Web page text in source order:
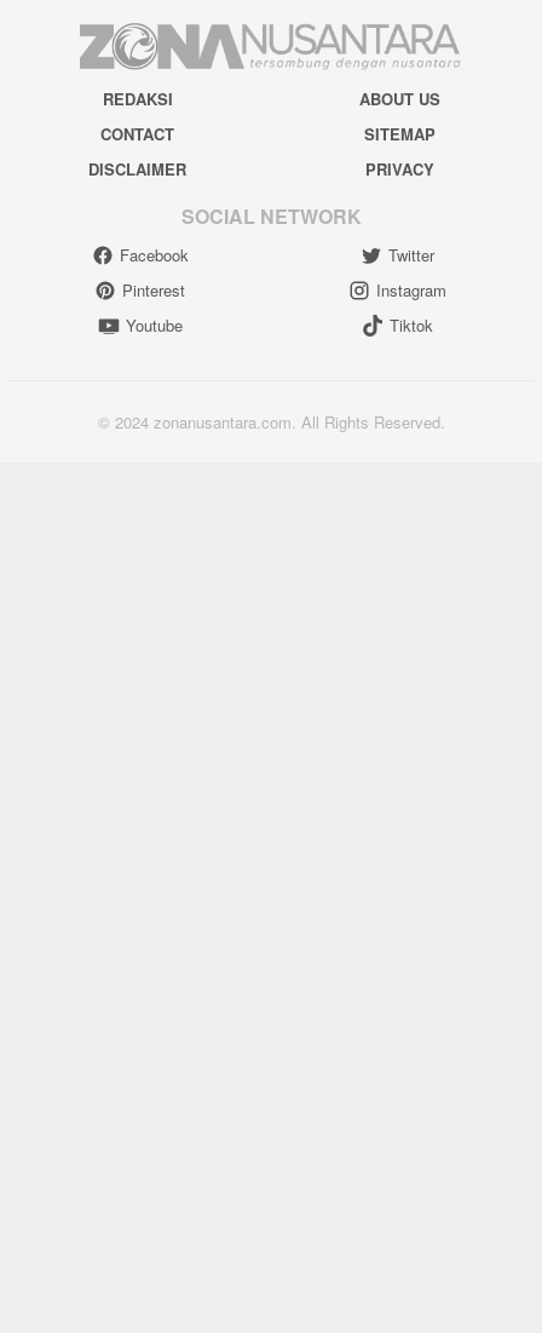
REDAKSI
ABOUT US
CONTACT
SITEMAP
DISCLAIMER
PRIVACY
SOCIAL NETWORK
Facebook
Twitter
Pinterest
Instagram
Youtube
Tiktok
© 2024 zonanusantara.com. All Rights Reserved.